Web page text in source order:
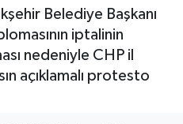
Belediye Başkanı
iptalinin
nedeniyle CHP il
açıklamalı protesto
ve Fikstür